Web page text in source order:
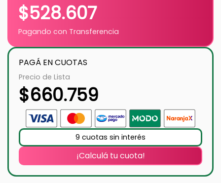
$528.607
Pagando con Transferencia
PAGÁ EN CUOTAS
Precio de Lista
$660.759
9 cuotas sin interés
¡Calculá tu cuota!